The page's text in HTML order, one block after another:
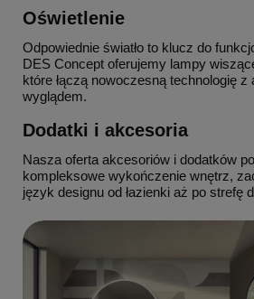
Oświetlenie
Odpowiednie światło to klucz do
DES Concept oferujemy lampy
które łączą nowoczesną technologię z
wyglądem.
Dodatki i akcesoria
Nasza oferta akcesoriów i dodatków
kompleksowe wykończenie wnętrz,
język designu od łazienki aż po strefę